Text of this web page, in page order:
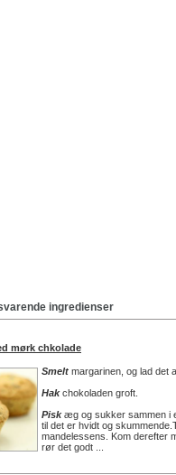
ingredienser
mørk chkolade
Smelt margarinen, og lad det
Hakchokoladen groft.
Piskæg og sukker sammen i
til det er hvidt og
mandelessens. Kom derefter
rør det godt ...